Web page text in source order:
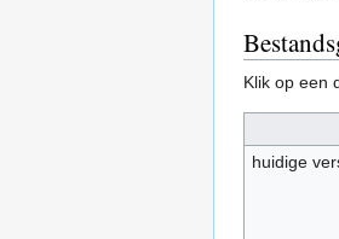
Klik op een
huidige